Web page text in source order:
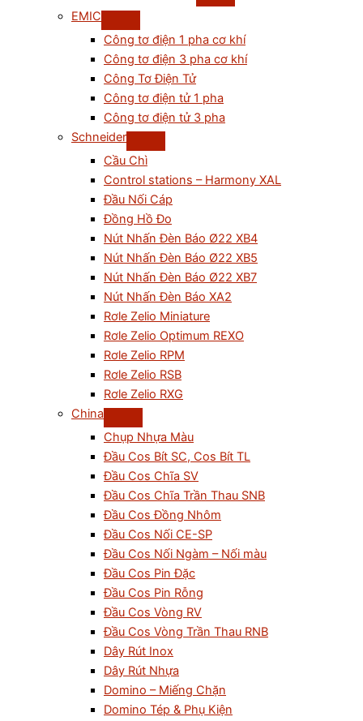
EMIC
Công tơ điện 1 pha cơ khí
Công tơ điện 3 pha cơ khí
Công Tơ Điện Tử
Công tơ điện tử 1 pha
Công tơ điện tử 3 pha
Schneider
Cầu Chì
Control stations – Harmony XAL
Đầu Nối Cáp
Đồng Hồ Đo
Nút Nhấn Đèn Báo Ø22 XB4
Nút Nhấn Đèn Báo Ø22 XB5
Nút Nhấn Đèn Báo Ø22 XB7
Nút Nhấn Đèn Báo XA2
Rơle Zelio Miniature
Rơle Zelio Optimum REXO
Rơle Zelio RPM
Rơle Zelio RSB
Rơle Zelio RXG
China
Chụp Nhựa Màu
Đầu Cos Bít SC, Cos Bít TL
Đầu Cos Chĩa SV
Đầu Cos Chĩa Trần Thau SNB
Đầu Cos Đồng Nhôm
Đầu Cos Nối CE-SP
Đầu Cos Nối Ngàm – Nối màu
Đầu Cos Pin Đặc
Đầu Cos Pin Rỗng
Đầu Cos Vòng RV
Đầu Cos Vòng Trần Thau RNB
Dây Rút Inox
Dây Rút Nhựa
Domino – Miếng Chặn
Domino Tép & Phụ Kiện